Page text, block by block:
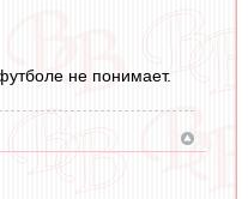
не понимает.